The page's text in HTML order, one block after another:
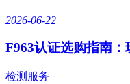
2026-06-22
F963认证选购指南
检测服务